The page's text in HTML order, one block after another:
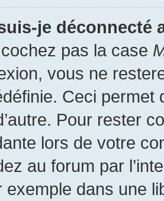
je déconnecté
pas la case
vous ne
Ceci permet
Pour rester
lors de votre
au forum par
exemple dans une